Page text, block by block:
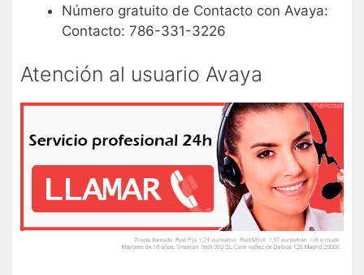
Número gratuito de Contacto con Avaya:
Contacto: 786-331-3226
Atención al usuario Avaya